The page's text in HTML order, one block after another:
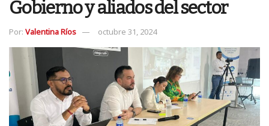
Gobierno y aliados del sector
Por: Valentina Ríos octubre 31, 2024